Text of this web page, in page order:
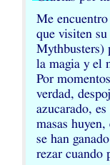
Me
que visiten
Mythbusters)
la magia y el
Por
verdad,
azucarado,
masas
se han
rezar cuando